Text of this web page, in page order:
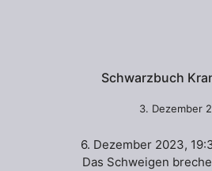
Schwarzbuch
3. Dezember
6. Dezember 2023,
Das Schweigen